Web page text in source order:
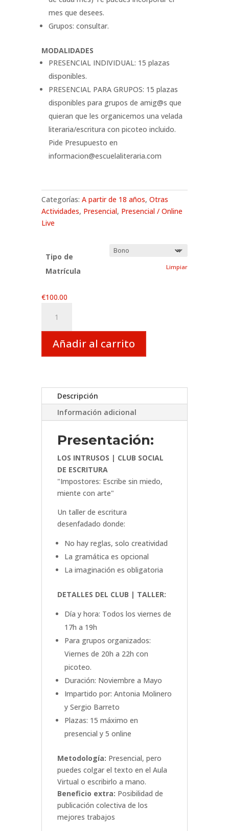
mes que desees.
Grupos: consultar.
MODALIDADES
PRESENCIAL INDIVIDUAL: 15 plazas
disponibles.
PRESENCIAL PARA GRUPOS: 15 plazas
disponibles para grupos de amig@s que
quieran que les organicemos una velada
literaria/escritura con picoteo incluido.
Pide Presupuesto en
informacion@escuelaliteraria.com
Categorías: A partir de 18 años, Otras
Actividades, Presencial, Presencial / Online
Live
Tipo de
Matrícula
Limpiar
€100.00
INTRUSOS
|
CLUB
SOCIAL
cantidad
Añadir al carrito
Descripción
Información adicional
Presentación:
LOS INTRUSOS | CLUB SOCIAL
DE ESCRITURA
"Impostores: Escribe sin miedo,
miente con arte"
Un taller de escritura
desenfadado donde:
No hay reglas, solo creatividad
La gramática es opcional
La imaginación es obligatoria
DETALLES DEL CLUB | TALLER:
Día y hora: Todos los viernes de
17h a 19h
Para grupos organizados:
Viernes de 20h a 22h con
picoteo.
Duración: Noviembre a Mayo
Impartido por: Antonia Molinero
y Sergio Barreto
Plazas: 15 máximo en
presencial y 5 online
Metodología: Presencial, pero
puedes colgar el texto en el Aula
Virtual o escribirlo a mano.
Beneficio extra: Posibilidad de
publicación colectiva de los
mejores trabajos